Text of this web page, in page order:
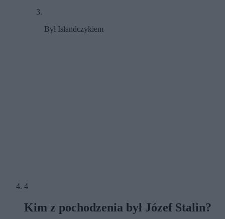
Był Islandczykiem
4
Kim z pochodzenia był Józef Stalin?